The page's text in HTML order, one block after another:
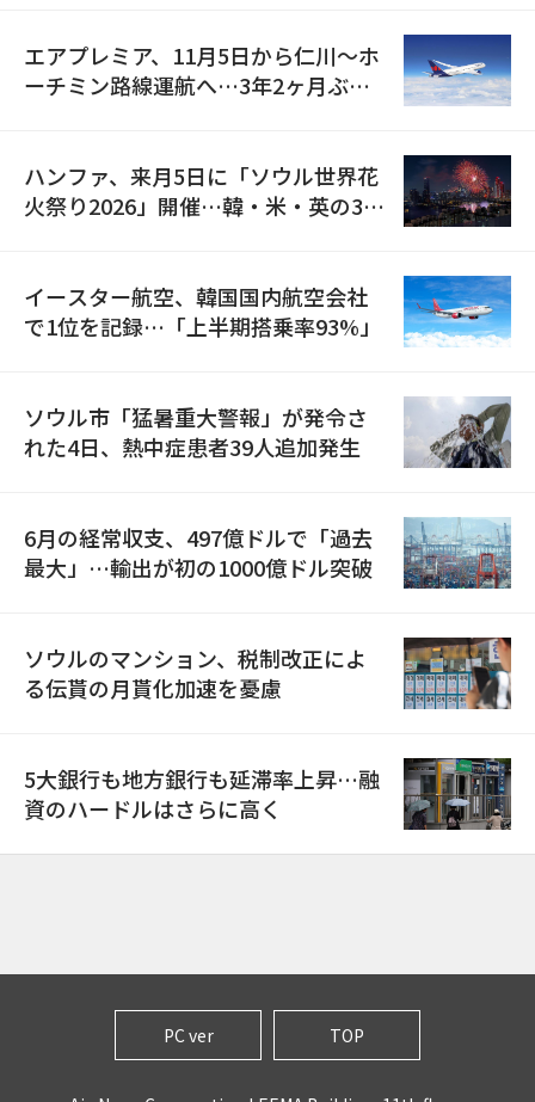
エアプレミア、11月5日から仁川〜ホ
ーチミン路線運航へ…3年2ヶ月ぶり
ハンファ、来月5日に「ソウル世界花
火祭り2026」開催…韓・米・英の3カ
イースター航空、韓国国内航空会社
で1位を記録…「上半期搭乗率93%」
ソウル市「猛暑重大警報」が発令さ
れた4日、熱中症患者39人追加発生
6月の経常収支、497億ドルで「過去
最大」…輸出が初の1000億ドル突破
ソウルのマンション、税制改正によ
る伝貰の月貰化加速を憂慮
5大銀行も地方銀行も延滞率上昇…融
資のハードルはさらに高く
PC ver TOP